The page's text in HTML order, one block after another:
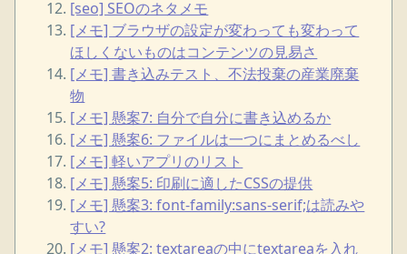
[seo] SEOのネタメモ
[メモ] ブラウザの設定が変わっても変わって
ほしくないものはコンテンツの見易さ
[メモ] 書き込みテスト、不法投棄の産業廃棄
物
[メモ] 懸案7: 自分で自分に書き込めるか
[メモ] 懸案6: ファイルは一つにまとめるべし
[メモ] 軽いアプリのリスト
[メモ] 懸案5: 印刷に適したCSSの提供
[メモ] 懸案3: font-family:sans-serif;は読みや
すい?
[メモ] 懸案2: textareaの中にtextareaを入れ